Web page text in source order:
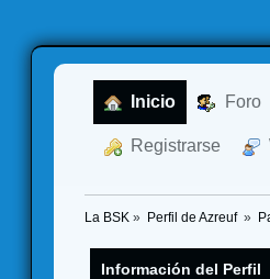
Inicio Foro
Registrarse
La BSK » Perfil de Azreuf »
Información del Perfil